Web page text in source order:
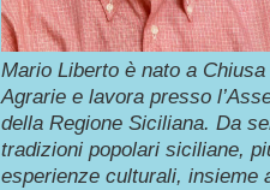
Mario Liberto è nato a
Agrarie e lavora presso
della Regione Siciliana. Da
tradizioni popolari siciliane,
esperienze culturali, insieme